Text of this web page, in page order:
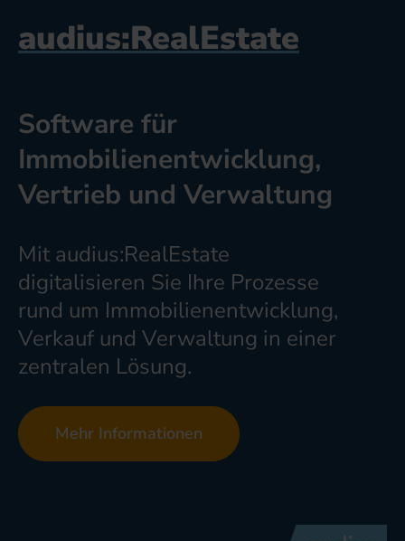
audius:RealEstate
Software für
Immobilienentwicklung,
Vertrieb und Verwaltung
Mit audius:RealEstate
digitalisieren Sie Ihre Prozesse
rund um Immobilienentwicklung,
Verkauf und Verwaltung in einer
zentralen Lösung.
Mehr Informationen